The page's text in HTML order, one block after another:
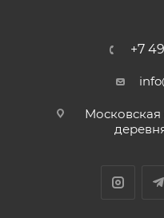
+7
Московская